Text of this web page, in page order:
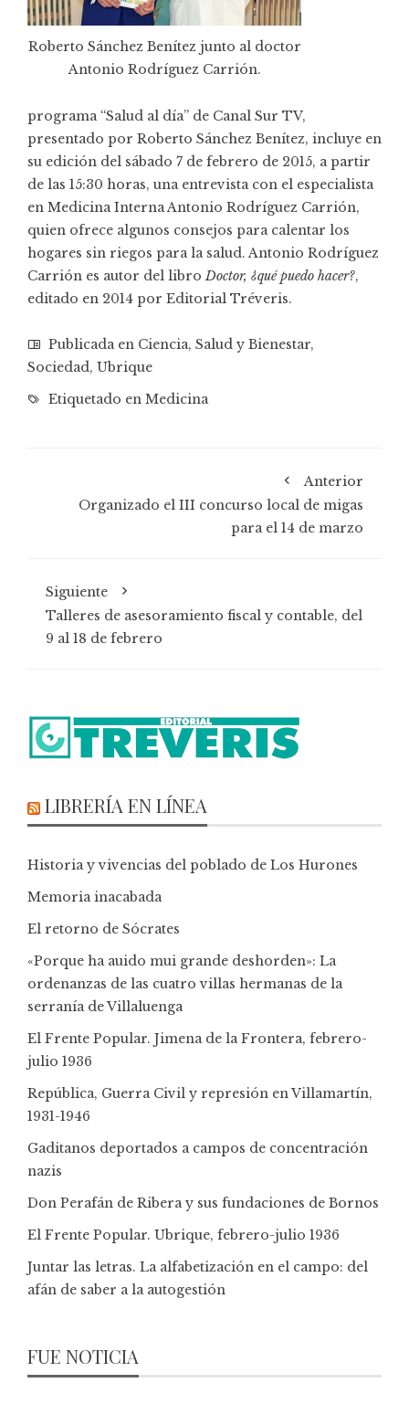
Roberto Sánchez Benítez junto al doctor
Antonio Rodríguez Carrión.
programa “Salud al día” de Canal Sur TV,
presentado por Roberto Sánchez Benítez, incluye en
su edición del sábado 7 de febrero de 2015, a partir
de las 15:30 horas, una entrevista con el especialista
en Medicina Interna Antonio Rodríguez Carrión,
quien ofrece algunos consejos para calentar los
hogares sin riegos para la salud.Antonio Rodríguez
Carrión es autor del libroDoctor, ¿qué puedo hacer?,
editado en 2014 por Editorial Tréveris.
Publicada en Ciencia, Salud y Bienestar,
Sociedad, Ubrique
Etiquetado en Medicina
Anterior
Organizado el III concurso local de migas
para el 14 de marzo
Siguiente
Talleres de asesoramiento fiscal y contable, del
9 al 18 de febrero
LIBRERÍA EN LÍNEA
Historia y vivencias del poblado de Los Hurones
Memoria inacabada
El retorno de Sócrates
«Porque ha auido mui grande deshorden»: La
ordenanzas de las cuatro villas hermanas de la
serranía de Villaluenga
El Frente Popular. Jimena de la Frontera, febrero-
julio 1936
República, Guerra Civil y represión en Villamartín,
1931-1946
Gaditanos deportados a campos de concentración
nazis
Don Perafán de Ribera y sus fundaciones de Bornos
El Frente Popular. Ubrique, febrero-julio 1936
Juntar las letras. La alfabetización en el campo: del
afán de saber a la autogestión
FUE NOTICIA